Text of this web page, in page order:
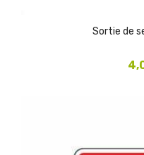
Sortie de